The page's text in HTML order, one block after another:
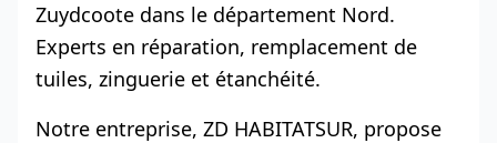
Zuydcoote dans le département Nord.
Experts en réparation, remplacement de
tuiles, zinguerie et étanchéité.
Notre entreprise, ZD HABITATSUR, propose